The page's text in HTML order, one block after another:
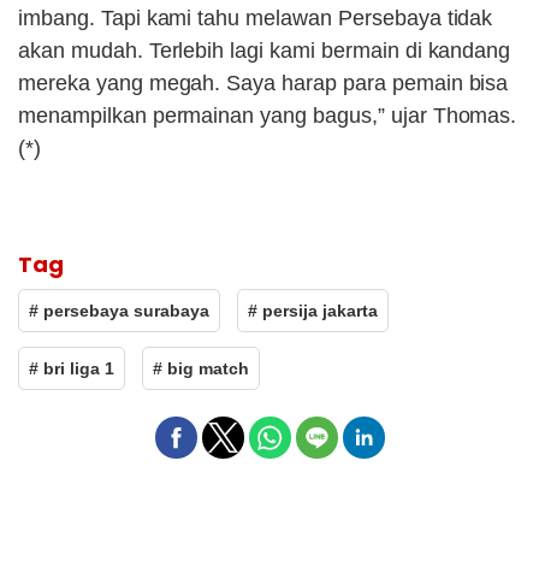
imbang. Tapi kami tahu melawan Persebaya tidak
akan mudah. Terlebih lagi kami bermain di kandang
mereka yang megah. Saya harap para pemain bisa
menampilkan permainan yang bagus,” ujar Thomas.
(*)
Tag
# persebaya surabaya # persija jakarta
# bri liga 1 # big match